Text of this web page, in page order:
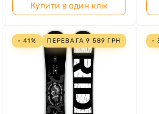
Купити в один клік
- 41% ПЕРЕВАГА9 589 ГРН -